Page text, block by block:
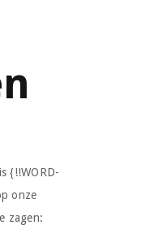
{!!WORD-
onze
zagen: